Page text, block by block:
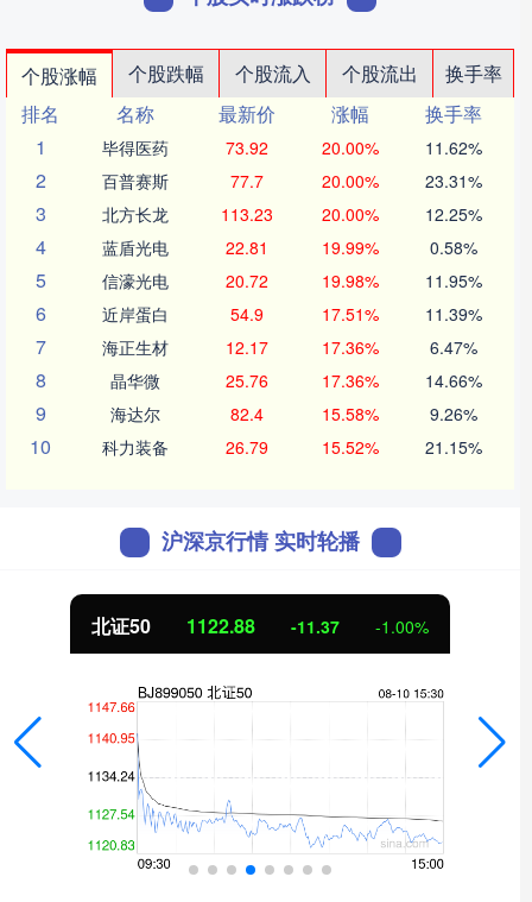
个股涨幅 个股跌幅 个股流入 个股流出
换手率
排名
名称 最新价 涨幅
换手率
1
毕得医药 73.92 20.00% 11.62%
2 百普赛斯 77.7 20.00% 23.31%
3 北方长龙 113.23 20.00% 12.25%
4 蓝盾光电 22.81 19.99% 0.58%
5 信濠光电 20.72 19.98% 11.95%
6 近岸蛋白 54.9 17.51% 11.39%
7 海正生材 12.17 17.36% 6.47%
8 晶华微 25.76 17.36% 14.66%
9 海达尔 82.4 15.58% 9.26%
10 科力装备 26.79 15.52% 21.15%
沪深京行情 实时轮播
北证50 1122.88 -11.37 -1.00%